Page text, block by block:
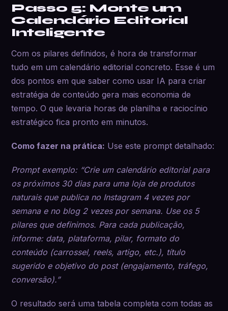
Passo 5: Monte um
Calendário Editorial
Inteligente
Com os pilares definidos, é hora de transformar
tudo em um calendário editorial concreto. Esse é um
dos pontos em que saber como usar IA para criar
estratégia de conteúdo gera mais economia de
tempo. O que levaria horas de planilha e raciocínio
estratégico fica pronto em minutos.
Como fazer na prática: Use este prompt detalhado:
Prompt exemplo: “Crie um calendário editorial para
os próximos 30 dias para uma loja de produtos
naturais que publica no Instagram 4 vezes por
semana e no blog 2 vezes por semana. Use os 5
pilares que definimos. Para cada publicação,
informe: data, plataforma, pilar, formato do
conteúdo (carrossel, reels, artigo, etc.), título
sugerido e objetivo do post (engajamento, tráfego,
conversão).”
O resultado será uma tabela completa com todas as